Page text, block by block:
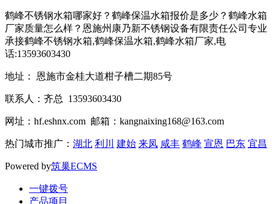
鹤峰不锈钢水箱哪家好？鹤峰保温水箱报价是多少？鹤峰水箱
厂家质量怎么样？恩施州康乃新不锈钢设备有限责任公司专业
承接鹤峰不锈钢水箱,鹤峰保温水箱,鹤峰水箱厂家,电
话:13593603430
地址： 恩施市金桂大道柑子槽二期85号
联系人：齐总 13593603430
网址：hf.eshnx.com 邮箱：kangnaixing168@163.com
热门城市推广： 湖北 利川 建始 来凤 咸丰 鹤峰 宣恩 巴东 宜昌
Powered by筑巢ECMS
一键拨号
产品项目